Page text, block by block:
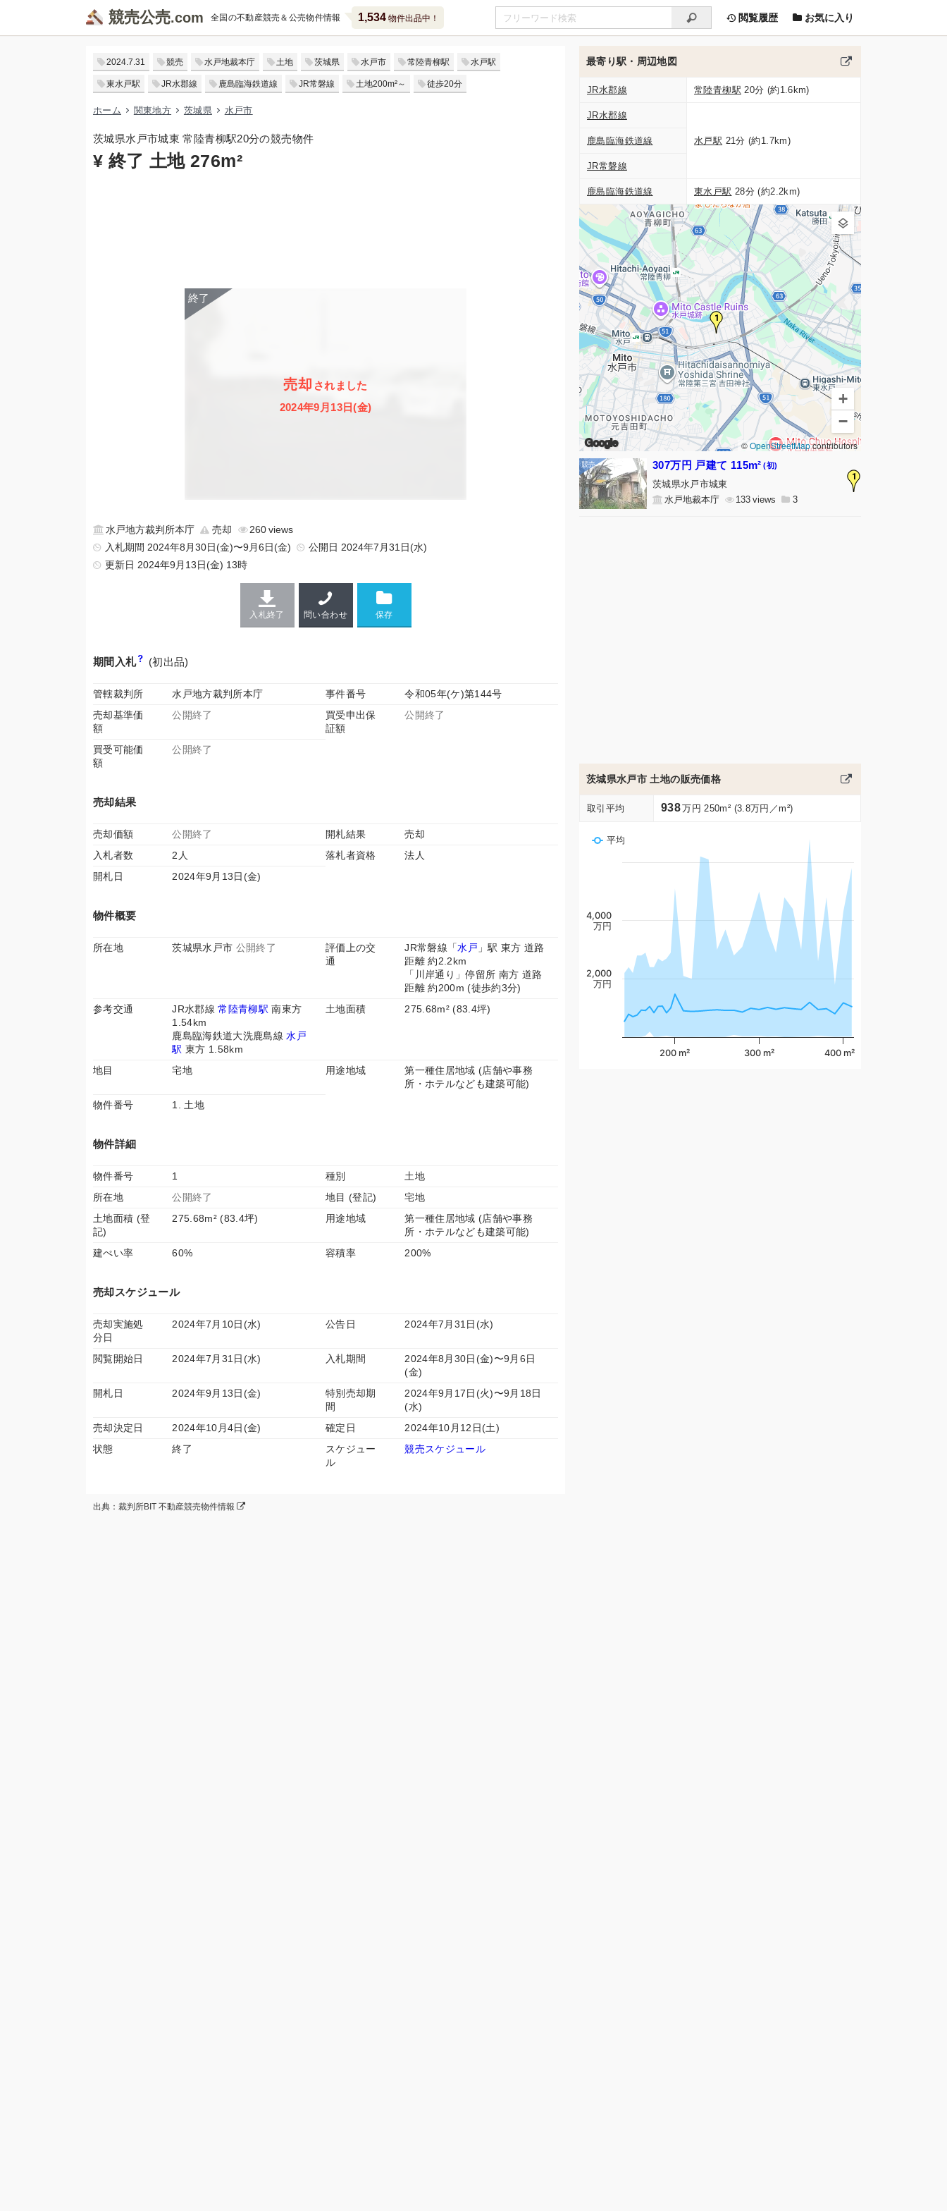
競売公売 全国の不動産競売＆公売物件情報 1,534物件出品中！ 閲覧履歴 お気に入り
2024.7.31 競売 水戸地裁本庁 土地 茨城県 水戸市 常陸青柳駅 水戸駅
東水戸駅 JR水郡線 鹿島臨海鉄道線 JR常磐線 土地200m²～ 徒歩20分
ホーム 関東地方 茨城県 水戸市
茨城県水戸市城東 常陸青柳駅20分の競売物件
¥ 終了 土地 276m²
売却 されました
2024年9月13日(金)
水戸地方裁判所本庁 売却
260
入札期間 2024年8月30日(金)〜9月6日(金)
公開日 2024年7月31日(水)
更新日 2024年9月13日(金) 13時
入札終了 問い合わせ
期間入札 (初出品)
管轄裁判所 水戸地方裁判所本庁 事件番号
令和05年(ケ)第144号
売却基準価
額
公開終了
買受申出保
証額
公開終了
買受可能価
額
公開終了
売却結果
売却価額 公開終了 開札結果
売却
入札者数
2人 落札者資格
法人
開札日
2024年9月13日(金)
物件概要
所在地 茨城県水戸市 公開終了
評価上の交
通
JR常磐線「水戸 」駅 東方 道路
距離 約2.2km
「川岸通り」停留所 南方 道路
距離 約200m (徒歩約3分)
参考交通
JR水郡線常陸青柳駅 南東方
1.54km
鹿島臨海鉄道大洗鹿島線水戸
駅 東方 1.58km
土地面積 275.68m² (83.4坪)
地目 宅地 用途地域
第一種住居地域 (店舗や事務
所・ホテルなども建築可能)
物件番号
1. 土地
物件詳細
物件番号 1 種別
土地
所在地
公開終了 地目 (登記)
宅地
土地面積 (登
記)
275.68m² (83.4坪) 用途地域
第一種住居地域 (店舗や事務
所・ホテルなども建築可能)
建ぺい率
60% 容積率 200%
売却スケジュール
売却実施処
分日
2024年7月10日(水) 公告日 2024年7月31日(水)
閲覧開始日 2024年7月31日(水) 入札期間
2024年8月30日(金)〜9月6日
(金)
開札日
2024年9月13日(金)
特別売却期
間
2024年9月17日(火)〜9月18日
(水)
売却決定日
2024年10月4日(金) 確定日
2024年10月12日(土)
状態
終了
スケジュー
ル
競売スケジュール
出典：裁判所BIT 不動産競売物件情報
最寄り駅・周辺地図
JR水郡線 常陸青柳駅 20分 (約1.6km)
JR水郡線
水戸駅 21分 (約1.7km)
鹿島臨海鉄道線
JR常磐線
鹿島臨海鉄道線 東水戸駅 28分 (約2.2km)
1
Google
+
−
©OpenStreetMapcontributors
1
307万円 戸建て 115m² (初)
茨城県水戸市城東
水戸地裁本庁
133 3
茨城県水戸市 土地の販売価格
取引平均 938万円 250m² (3.8万円／m²)
平均
200 m² 300 m² 400 m²
2,000
万円
4,000
万円